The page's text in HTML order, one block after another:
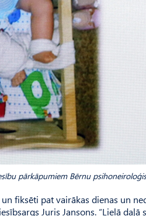
pārkāpumiem Bērnu
fiksēti pat vairākas dienas un
Juris Jansons. “Lielā daļā